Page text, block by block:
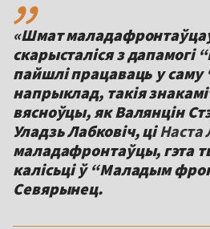
«Шмат
скарысталіся з дапамогі
пайшлі працаваць у саму
напрыклад, такія
вясноўцы, як Валянцін
Уладзь Лабковіч, ціНаста
маладафронтаўцы, гэта
калісьці ў “Маладым
Севярынец.